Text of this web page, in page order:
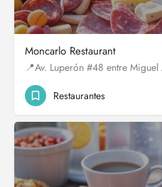
Moncarlo Restaurant
Restaurantes